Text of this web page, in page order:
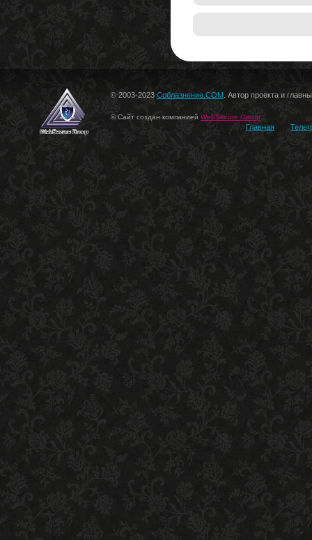
© 2003-2023 Соблазнение.COM . Автор проекта и
© Сайт создан компанией WebSecure Group
Главная